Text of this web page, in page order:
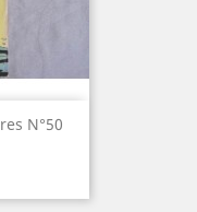
N°50